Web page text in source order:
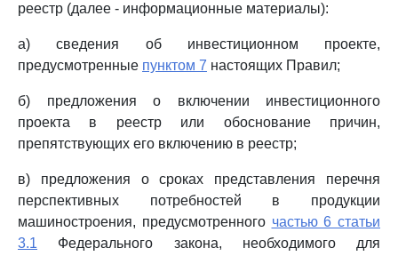
реестр (далее - информационные материалы):
а) сведения об инвестиционном проекте,
предусмотренные пунктом 7 настоящих Правил;
б) предложения о включении инвестиционного
проекта в реестр или обоснование причин,
препятствующих его включению в реестр;
в) предложения о сроках представления перечня
перспективных потребностей в продукции
машиностроения, предусмотренного частью 6 статьи
3.1 Федерального закона, необходимого для